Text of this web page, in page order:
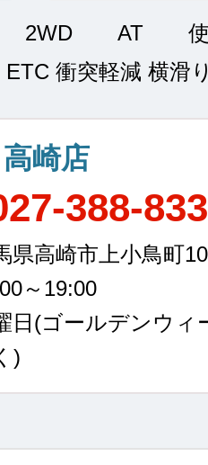
2WD AT
衝突軽減 横滑
崎店
388-
県高崎市上小鳥町
～19:00
日 (ゴールデンウィ
)